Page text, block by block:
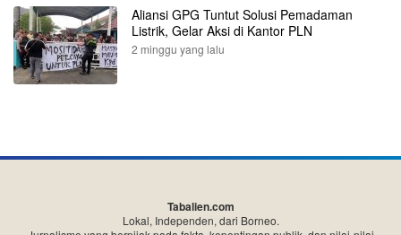
Aliansi GPG Tuntut Solusi Pemadaman
Listrik, Gelar Aksi di Kantor PLN
2 minggu yang lalu
Tabalien.com
Lokal, Independen, dari Borneo.